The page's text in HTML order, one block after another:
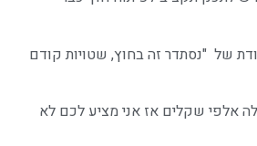
של "נסתדר זה בחוץ, שטויות קודם
אלפי שקלים אז אני מציע לכם לא